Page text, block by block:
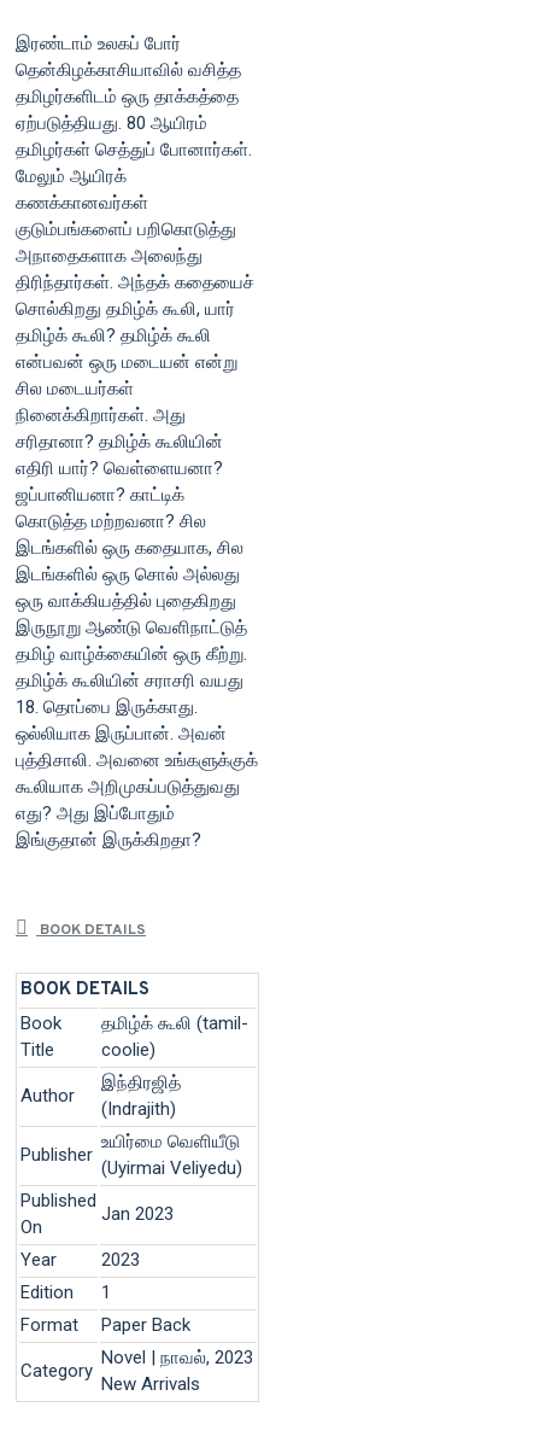
இரண்டாம் உலகப் போர்
தென்கிழக்காசியாவில் வசித்த
தமிழர்களிடம் ஒரு தாக்கத்தை
ஏற்படுத்தியது. 80 ஆயிரம்
தமிழர்கள் செத்துப் போனார்கள்.
மேலும் ஆயிரக்
கணக்கானவர்கள்
குடும்பங்களைப் பறிகொடுத்து
அநாதைகளாக அலைந்து
திரிந்தார்கள். அந்தக் கதையைச்
சொல்கிறது தமிழ்க் கூலி, யார்
தமிழ்க் கூலி? தமிழ்க் கூலி
என்பவன் ஒரு மடையன் என்று
சில மடையர்கள்
நினைக்கிறார்கள். அது
சரிதானா? தமிழ்க் கூலியின்
எதிரி யார்? வெள்ளையனா?
ஜப்பானியனா? காட்டிக்
கொடுத்த மற்றவனா? சில
இடங்களில் ஒரு கதையாக, சில
இடங்களில் ஒரு சொல் அல்லது
ஒரு வாக்கியத்தில் புதைகிறது
இருநூறு ஆண்டு வெளிநாட்டுத்
தமிழ் வாழ்க்கையின் ஒரு கீற்று.
தமிழ்க் கூலியின் சராசரி வயது
18. தொப்பை இருக்காது.
ஒல்லியாக இருப்பான். அவன்
புத்திசாலி. அவனை உங்களுக்குக்
கூலியாக அறிமுகப்படுத்துவது
எது? அது இப்போதும்
இங்குதான் இருக்கிறதா?
BOOK DETAILS
BOOK DETAILS
Book
Title
தமிழ்க் கூலி (tamil-
coolie)
Author
இந்திரஜித்
(Indrajith)
Publisher
உயிர்மை வெளியீடு
(Uyirmai Veliyedu)
Published
On
Jan 2023
Year
2023
Edition
1
Format
Paper Back
Category
Novel | நாவல், 2023
New Arrivals